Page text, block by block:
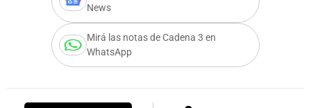
News
Mirá las notas de Cadena 3 en
WhatsApp